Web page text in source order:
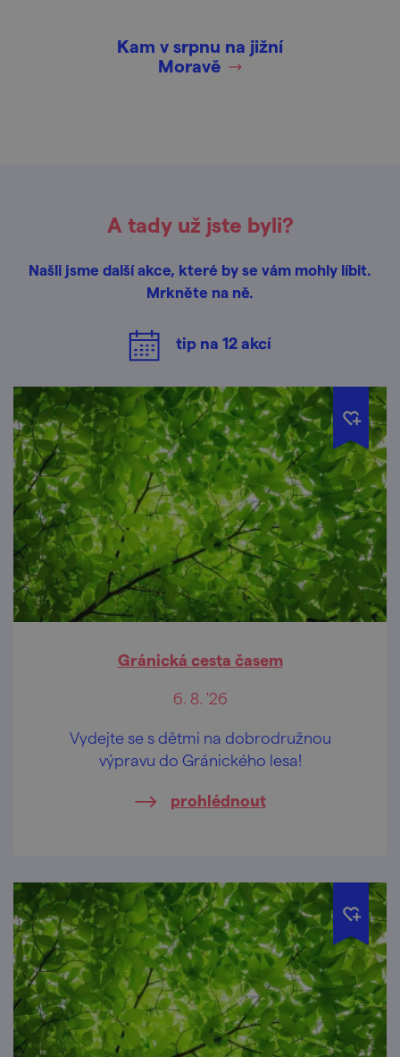
Kam v srpnu na jižní
Moravě
A tady už jste byli?
Našli jsme další akce, které by se vám mohly líbit.
Mrkněte na ně.
tip na 12akcí
Gránická cesta časem
6. 8. '26
Vydejte se s dětmi na dobrodružnou
výpravu do Gránického lesa!
prohlédnout